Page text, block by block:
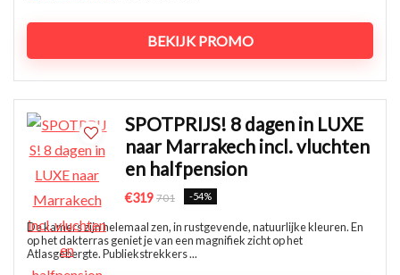
BEKIJK PROMO
SPOTPRIJS! 8 dagen in LUXE
naar Marrakech incl. vluchten
en halfpension
€319 701 -54%
De kamers zijn helemaal zen, in rustgevende, natuurlijke kleuren. En
op het dakterras geniet je van een magnifiek zicht op het
Atlasgebergte. Publiekstrekkers ...